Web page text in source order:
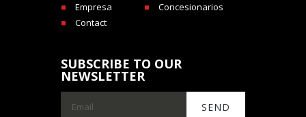
Empresa
Concesionarios
Contact
SUBSCRIBE TO OUR
NEWSLETTER